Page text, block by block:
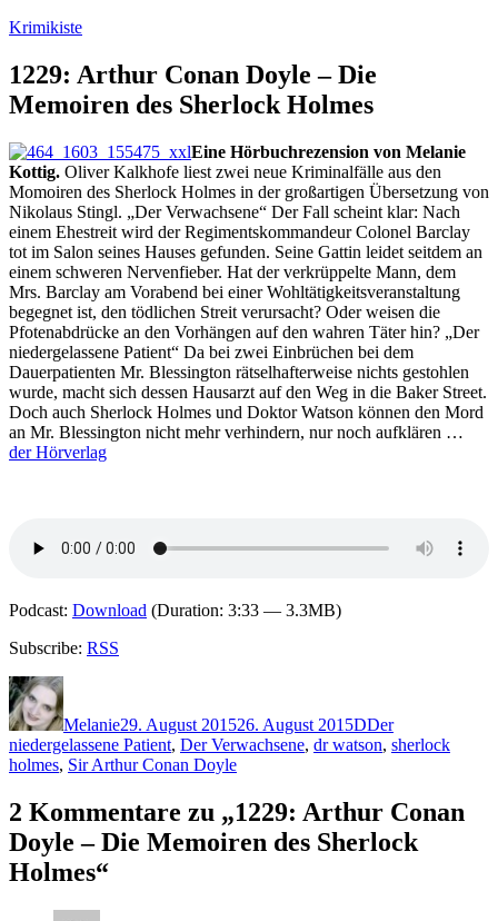
Zum
springen
Krimikiste
1229: Arthur Conan Doyle – Die
Memoiren des Sherlock Holmes
Eine Hörbuchrezension von Melanie
Kottig. Oliver Kalkhofe liest zwei neue Kriminalfälle aus den
Momoiren des Sherlock Holmes in der großartigen Übersetzung von
Nikolaus Stingl. „Der Verwachsene“ Der Fall scheint klar: Nach
einem Ehestreit wird der Regimentskommandeur Colonel Barclay
tot im Salon seines Hauses gefunden. Seine Gattin leidet seitdem an
einem schweren Nervenfieber. Hat der verkrüppelte Mann, dem
Mrs. Barclay am Vorabend bei einer Wohltätigkeitsveranstaltung
begegnet ist, den tödlichen Streit verursacht? Oder weisen die
Pfotenabdrücke an den Vorhängen auf den wahren Täter hin? „Der
niedergelassene Patient“ Da bei zwei Einbrüchen bei dem
Dauerpatienten Mr. Blessington rätselhafterweise nichts gestohlen
wurde, macht sich dessen Hausarzt auf den Weg in die Baker Street.
Doch auch Sherlock Holmes und Doktor Watson können den Mord
an Mr. Blessington nicht mehr verhindern, nur noch aufklären …
der Hörverlag
Podcast: Download (Duration: 3:33 — 3.3MB)
Subscribe: RSS
Autor
Melanie29. August 201526. August 2015DDer
niedergelassene Patient, Der Verwachsene, dr watson, sherlock
holmes, Sir Arthur Conan Doyle
2 Kommentare zu „1229: Arthur Conan
Doyle – Die Memoiren des Sherlock
Holmes“